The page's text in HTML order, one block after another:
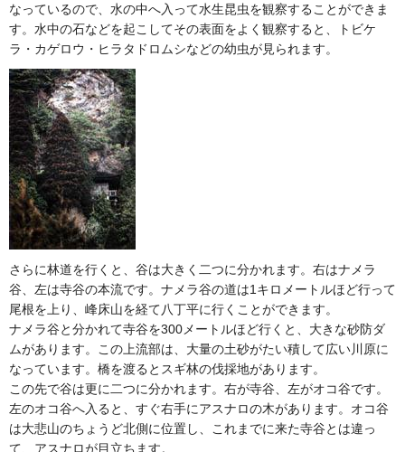
なっているので、水の中へ入って水生昆虫を観察することができま
す。水中の石などを起こしてその表面をよく観察すると、トビケ
ラ・カゲロウ・ヒラタドロムシなどの幼虫が見られます。
さらに林道を行くと、谷は大きく二つに分かれます。右はナメラ
谷、左は寺谷の本流です。ナメラ谷の道は1キロメートルほど行って
尾根を上り、峰床山を経て八丁平に行くことができます。
ナメラ谷と分かれて寺谷を300メートルほど行くと、大きな砂防ダ
ムがあります。この上流部は、大量の土砂がたい積して広い川原に
なっています。橋を渡るとスギ林の伐採地があります。
この先で谷は更に二つに分かれます。右が寺谷、左がオコ谷です。
左のオコ谷へ入ると、すぐ右手にアスナロの木があります。オコ谷
は大悲山のちょうど北側に位置し、これまでに来た寺谷とは違っ
て、アスナロが目立ちます。